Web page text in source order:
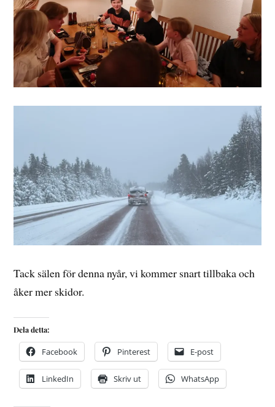
Tack sälen för denna nyår, vi kommer snart tillbaka och
åker mer skidor.
Dela detta:
Facebook Pinterest E-post
LinkedIn Skriv ut WhatsApp